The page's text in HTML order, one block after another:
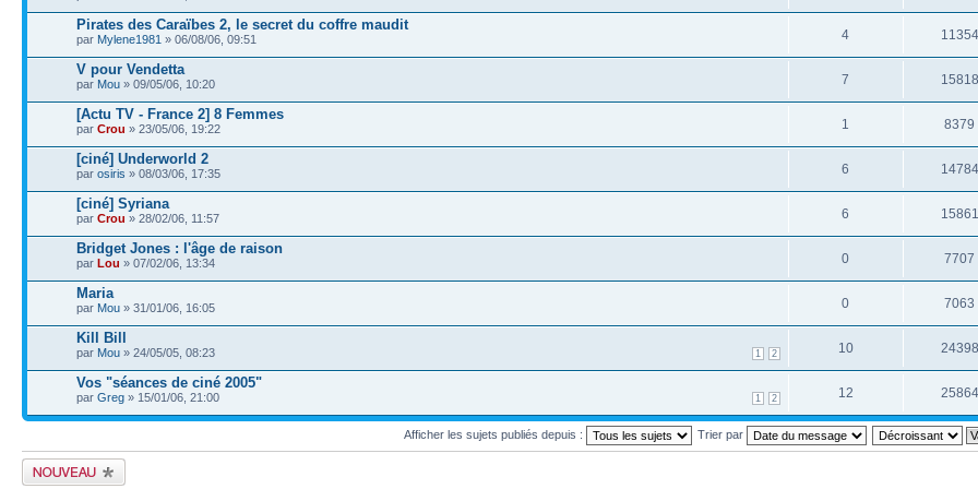
Pirates des Caraïbes 2, le secret du coffre maudit
par Mylene1981 » 06/08/06, 09:51 4 11354
V pour Vendetta
par Mou » 09/05/06, 10:20 7 15818
[Actu TV - France 2] 8 Femmes
par Crou » 23/05/06, 19:22 1 8379
[ciné] Underworld 2
par osiris » 08/03/06, 17:35 6 14784
[ciné] Syriana
par Crou » 28/02/06, 11:57 6 15861
Bridget Jones : l'âge de raison
par Lou » 07/02/06, 13:34 0 7707
Maria
par Mou » 31/01/06, 16:05 0 7063
Kill Bill
1 2
par Mou » 24/05/05, 08:23 10 24398
Vos "séances de ciné 2005"
1 2
par Greg » 15/01/06, 21:00 12 25864
Afficher les sujets publiés depuis : Trier par
Publier un nouveau
sujet